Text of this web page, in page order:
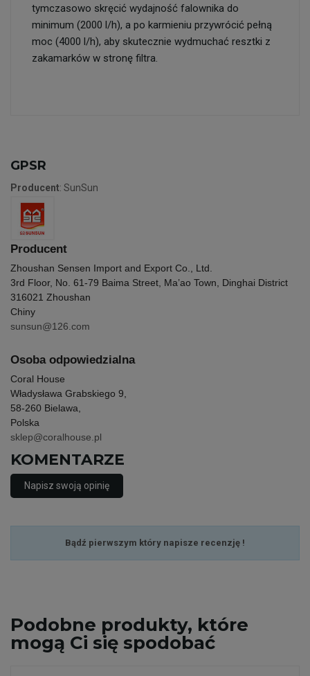
tymczasowo skręcić wydajność falownika do
minimum (2000 l/h), a po karmieniu przywrócić pełną
moc (4000 l/h), aby skutecznie wydmuchać resztki z
zakamarków w stronę filtra.
GPSR
Producent: SunSun
Producent
Zhoushan Sensen Import and Export Co., Ltd.
3rd Floor, No. 61-79 Baima Street, Ma’ao Town, Dinghai District
316021 Zhoushan
Chiny
sunsun@126.com
Osoba odpowiedzialna
Coral House
Władysława Grabskiego 9,
58-260 Bielawa,
Polska
sklep@coralhouse.pl
KOMENTARZE
Napisz swoją opinię
Bądź pierwszym który napisze recenzję !
Podobne produkty, które
mogą Ci się spodobać